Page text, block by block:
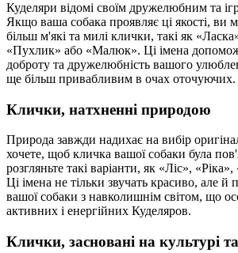
Куделяри відомі своїм дружелюбним та
Якщо ваша собака проявляє ці якості, ви
більш м'які та милі клички, такі як
«Пухлик» або «Малюк». Ці імена
доброту та дружелюбність вашого
ще більш привабливим в очах оточуючих.
Клички, натхненні природою
Природа завжди надихає на вибір
хочете, щоб кличка вашої собаки була
розгляньте такі варіанти, як «Ліс»,
Ці імена не тільки звучать красиво, але й
вашої собаки з навколишнім світом, що
активних і енергійних Куделяров.
Клички, засновані на культурі